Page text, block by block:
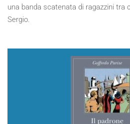
una banda scatenata di ragazzini tra
Sergio.